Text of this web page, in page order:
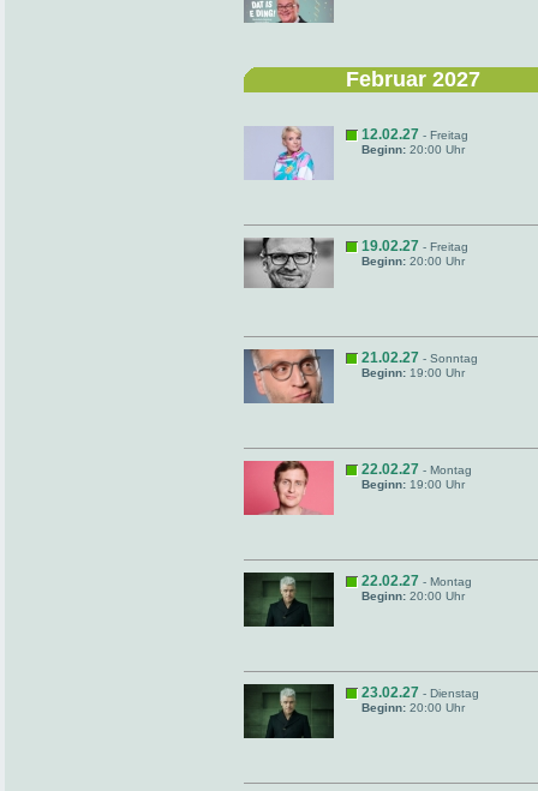
Februar 2027
12.02.27 - Freitag
Beginn: 20:00 Uhr
19.02.27 - Freitag
Beginn: 20:00 Uhr
21.02.27 - Sonntag
Beginn: 19:00 Uhr
22.02.27 - Montag
Beginn: 19:00 Uhr
22.02.27 - Montag
Beginn: 20:00 Uhr
23.02.27 - Dienstag
Beginn: 20:00 Uhr